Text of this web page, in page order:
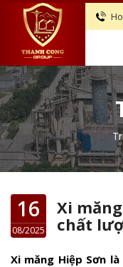
16
08/2025
Xi
chất
Xi măng Hiệp Sơn